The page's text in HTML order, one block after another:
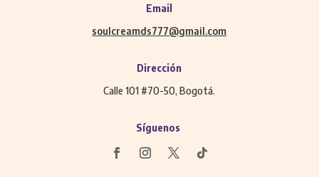
Email
soulcreamds777@gmail.com
Dirección
Calle 101 #70-50, Bogotá.
Síguenos